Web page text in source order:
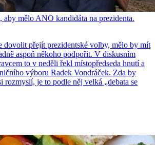
aby mělo ANO kandidáta na prezidenta.
dovolit přejít prezidentské volby, mělo by mít
aspoň někoho podpořit. V diskusním
to v neděli řekl místopředseda hnutí a
výboru Radek Vondráček. Zda by
rozmyslí, je to podle něj velká „debata se